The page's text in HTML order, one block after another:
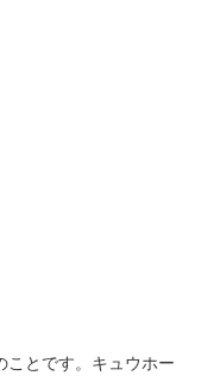
ことです。キュウホー